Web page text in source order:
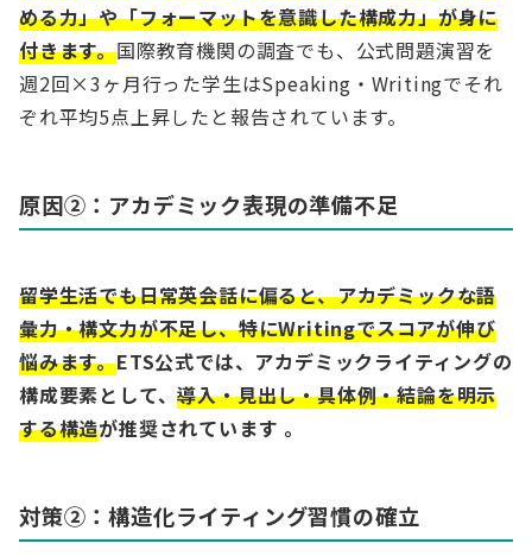
める力」や「フォーマットを意識した構成力」が身に
付きます。国際教育機関の調査でも、公式問題演習を
週2回×3ヶ月行った学生はSpeaking・Writingでそれ
ぞれ平均5点上昇したと報告されています。
原因②：アカデミック表現の準備不足
留学生活でも日常英会話に偏ると、アカデミックな語
彙力・構文力が不足し、特にWritingでスコアが伸び
悩みます。ETS公式では、アカデミックライティングの
構成要素として、導入・見出し・具体例・結論を明示
する構造が推奨されています 。
対策②：構造化ライティング習慣の確立